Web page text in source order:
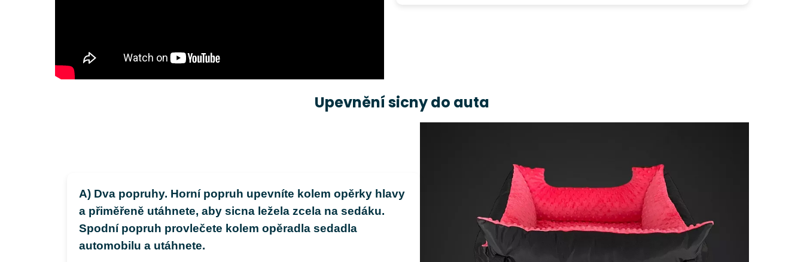
Upevnění sicny do auta
A) Dva popruhy. Horní popruh upevníte kolem opěrky hlavy
a přiměřeně utáhnete, aby sicna ležela zcela na sedáku.
Spodní popruh provlečete kolem opěradla sedadla
automobilu a utáhnete.